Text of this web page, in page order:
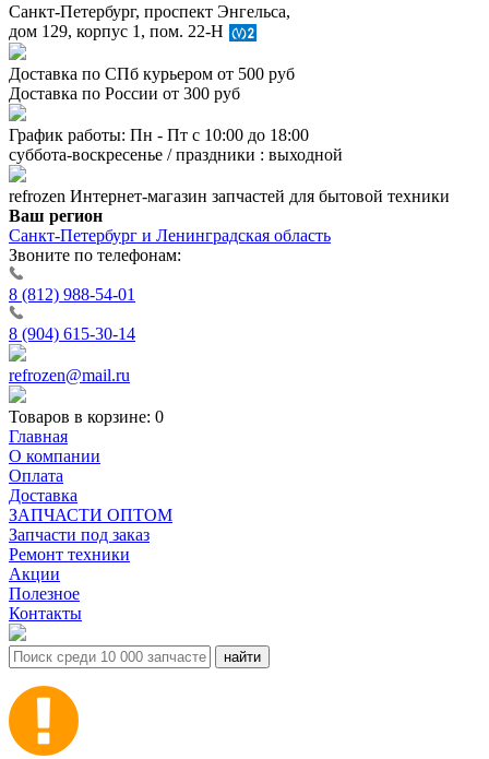
Санкт-Петербург, проспект Энгельса,
дом 129, корпус 1, пом. 22-Н
Доставка по СПб курьером от 500 руб
Доставка по России от 300 руб
График работы: Пн - Пт с 10:00 до 18:00
суббота-воскресенье / праздники : выходной
refrozen Интернет-магазин запчастей для бытовой техники
Ваш регион
Санкт-Петербург и Ленинградская область
Звоните по телефонам:
8 (812) 988-54-01
8 (904) 615-30-14
refrozen@mail.ru
Товаров в корзине: 0
Главная
О компании
Оплата
Доставка
ЗАПЧАСТИ ОПТОМ
Запчасти под заказ
Ремонт техники
Акции
Полезное
Контакты